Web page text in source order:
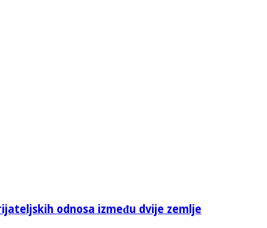
odnosa između dvije zemlje